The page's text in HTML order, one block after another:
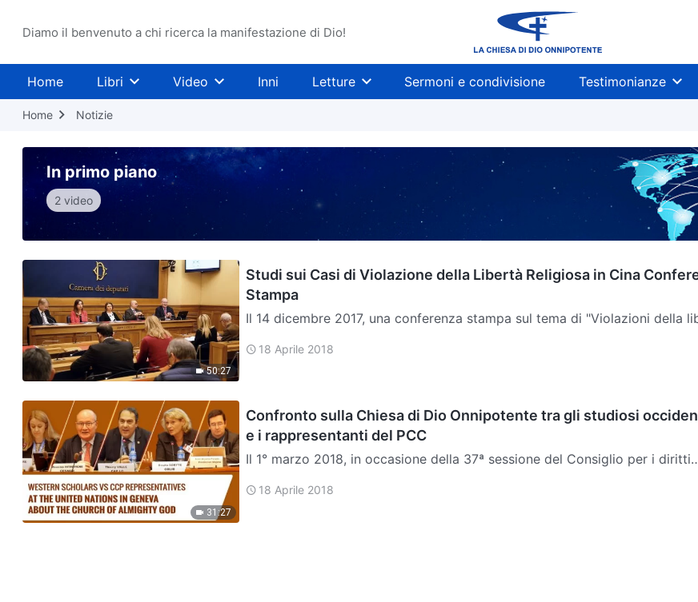
Diamo il benvenuto a chi ricerca la manifestazione di Dio!
Home Libri Video Inni Letture Sermoni e condivisione Testimonianze
Home Notizie
In primo piano
2 video
50:27
Studi sui Casi di Violazione della Libertà Religiosa in Cina
Stampa
Il 14 dicembre 2017, una conferenza stampa sul tema di "Violazioni della
18 Aprile 2018
31:27
Confronto sulla Chiesa di Dio Onnipotente tra gli studiosi
e i rappresentanti del PCC
Il 1° marzo 2018, in occasione della 37ª sessione del Consiglio per i diritti
18 Aprile 2018